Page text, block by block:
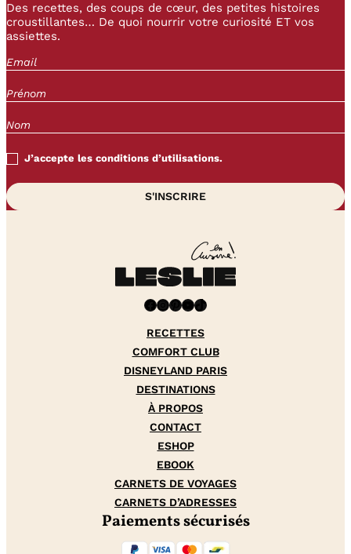
Des recettes, des coups de cœur, des petites histoires
croustillantes… De quoi nourrir votre curiosité ET vos
assiettes.
J’accepte les conditions d’utilisations.
Facebook InstagramPinterest YouTube TikTok
RECETTES
COMFORT CLUB
DISNEYLAND PARIS
DESTINATIONS
À PROPOS
CONTACT
ESHOP
EBOOK
CARNETS DE VOYAGES
CARNETS D’ADRESSES
Paiements sécurisés